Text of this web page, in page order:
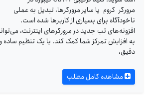
مرورگر کروم یا سایر مرورگرها، تبدیل به عملی
ناخودآگاه برای بسیاری از کاربرها شده است.
افزونه‌های تب جدید در مرورگرهای اینترنت، می‌تواند
به افزایش تمرکز شما کمک کند. با یک تنظیم ساده و
دقیق،
مشاهده کامل مطلب